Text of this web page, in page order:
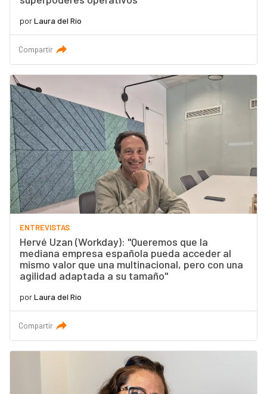
porLaura del Río
Compartir
ENTREVISTAS
Hervé Uzan (Workday): "Queremos que la
mediana empresa española pueda acceder al
mismo valor que una multinacional, pero con una
agilidad adaptada a su tamaño"
porLaura del Río
Compartir